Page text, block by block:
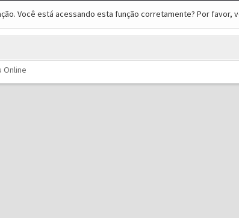
Você está acessando esta função corretamente? Por favor,
Online